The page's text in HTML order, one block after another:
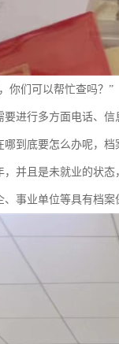
你们可以帮忙查吗？”
要进行多方面电话、
哪到底要怎么办呢，
并且是未就业的状
事业单位等具有档案